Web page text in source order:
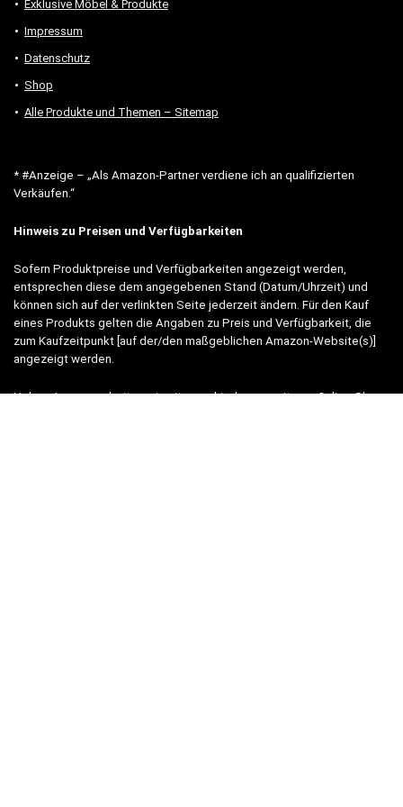
Exklusive Möbel & Produkte
Impressum
Datenschutz
Shop
Alle Produkte und Themen – Sitemap
* #Anzeige – „Als Amazon-Partner verdiene ich an qualifizierten
Verkäufen.“
Hinweis zu Preisen und Verfügbarkeiten
Sofern Produktpreise und Verfügbarkeiten angezeigt werden,
entsprechen diese dem angegebenen Stand (Datum/Uhrzeit) und
können sich auf der verlinkten Seite jederzeit ändern. Für den Kauf
eines Produkts gelten die Angaben zu Preis und Verfügbarkeit, die
zum Kaufzeitpunkt [auf der/den maßgeblichen Amazon-Website(s)]
angezeigt werden.
Neben Amazon arbeiten wir mit verschiedenen weiteren Online-Shops